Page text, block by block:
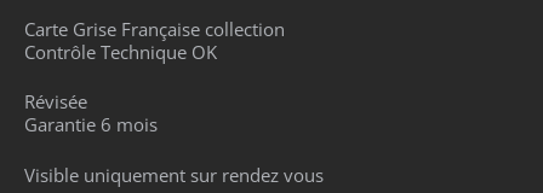
Carte Grise Française collection
Contrôle Technique OK
Révisée
Garantie 6 mois
Visible uniquement sur rendez vous